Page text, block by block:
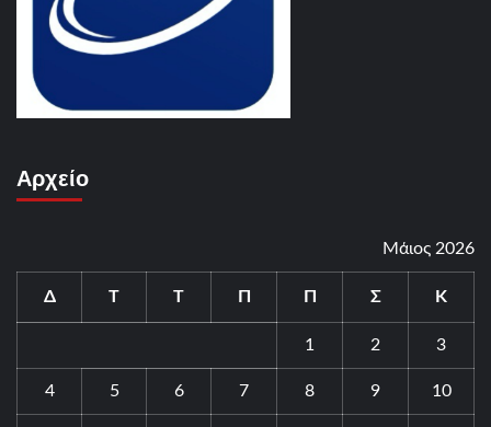
Αρχείο
Μάιος 2026
Δ Τ Τ Π Π Σ Κ
1 2 3
4 5 6 7 8 9 10